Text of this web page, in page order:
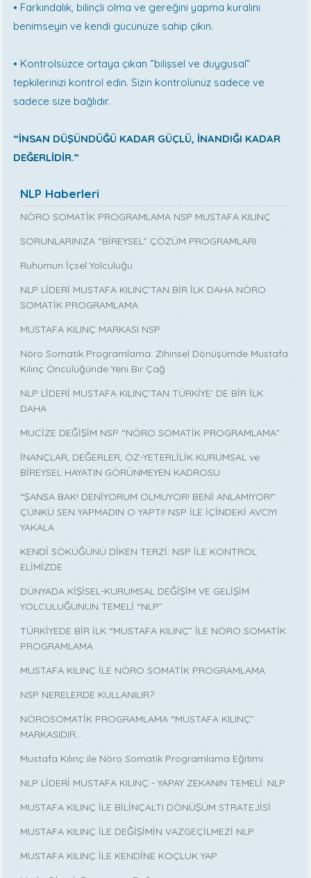
• Farkındalık, bilinçli olma ve gereğini yapma kuralını
benimseyin ve kendi gücünüze sahip çıkın.
• Kontrolsüzce ortaya çıkan “bilişsel ve duygusal”
tepkilerinizi kontrol edin. Sizin kontrolünüz sadece ve
sadece size bağlıdır.
“İNSAN DÜŞÜNDÜĞÜ KADAR GÜÇLÜ, İNANDIĞI KADAR
DEĞERLİDİR.”
NLP Haberleri
NÖRO SOMATİK PROGRAMLAMA NSP MUSTAFA KILINÇ
SORUNLARINIZA “BİREYSEL” ÇÖZÜM PROGRAMLARI
Ruhumun İçsel Yolculuğu
NLP LİDERİ MUSTAFA KILINÇ’TAN BİR İLK DAHA NÖRO
SOMATİK PROGRAMLAMA
MUSTAFA KILINÇ MARKASI NSP
Nöro Somatik Programlama: Zihinsel Dönüşümde Mustafa
Kılınç Öncülüğünde Yeni Bir Çağ
NLP LİDERİ MUSTAFA KILINÇ'TAN TÜRKİYE' DE BİR İLK
DAHA
MUCİZE DEĞİŞİM NSP “NÖRO SOMATİK PROGRAMLAMA”
İNANÇLAR, DEĞERLER, ÖZ-YETERLİLİK KURUMSAL ve
BİREYSEL HAYATIN GÖRÜNMEYEN KADROSU
“ŞANSA BAK! DENİYORUM OLMUYOR! BENİ ANLAMIYOR!”
ÇÜNKÜ SEN YAPMADIN O YAPTI! NSP İLE İÇİNDEKİ AVCIYI
YAKALA
KENDİ SÖKÜĞÜNÜ DİKEN TERZİ: NSP İLE KONTROL
ELİMİZDE
DÜNYADA KİŞİSEL-KURUMSAL DEĞİŞİM VE GELİŞİM
YOLCULUĞUNUN TEMELİ “NLP”
TÜRKİYEDE BİR İLK “MUSTAFA KILINÇ” İLE NÖRO SOMATİK
PROGRAMLAMA
MUSTAFA KILINÇ İLE NÖRO SOMATİK PROGRAMLAMA
NSP NERELERDE KULLANILIR?
NÖROSOMATİK PROGRAMLAMA “MUSTAFA KILINÇ”
MARKASIDIR…
Mustafa Kılınç ile Nöro Somatik Programlama Eğitimi
NLP LİDERİ MUSTAFA KILINÇ - YAPAY ZEKANIN TEMELİ: NLP
MUSTAFA KILINÇ İLE BİLİNÇALTI DÖNÜŞÜM STRATEJİSİ
MUSTAFA KILINÇ İLE DEĞİŞİMİN VAZGEÇİLMEZİ NLP
MUSTAFA KILINÇ İLE KENDİNE KOÇLUK YAP